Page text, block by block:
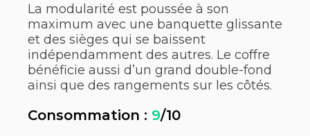
La modularité est poussée à son
maximum avec une banquette glissante
et des sièges qui se baissent
indépendamment des autres. Le coffre
bénéficie aussi d’un grand double-fond
ainsi que des rangements sur les côtés.
Consommation : 9/10